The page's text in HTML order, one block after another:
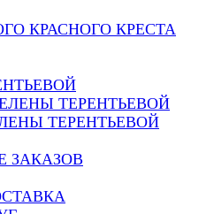
КРАСНОГО КРЕСТА
ТЕРЕНТЬЕВОЙ
ТЕРЕНТЬЕВОЙ
ЗАКАЗОВ